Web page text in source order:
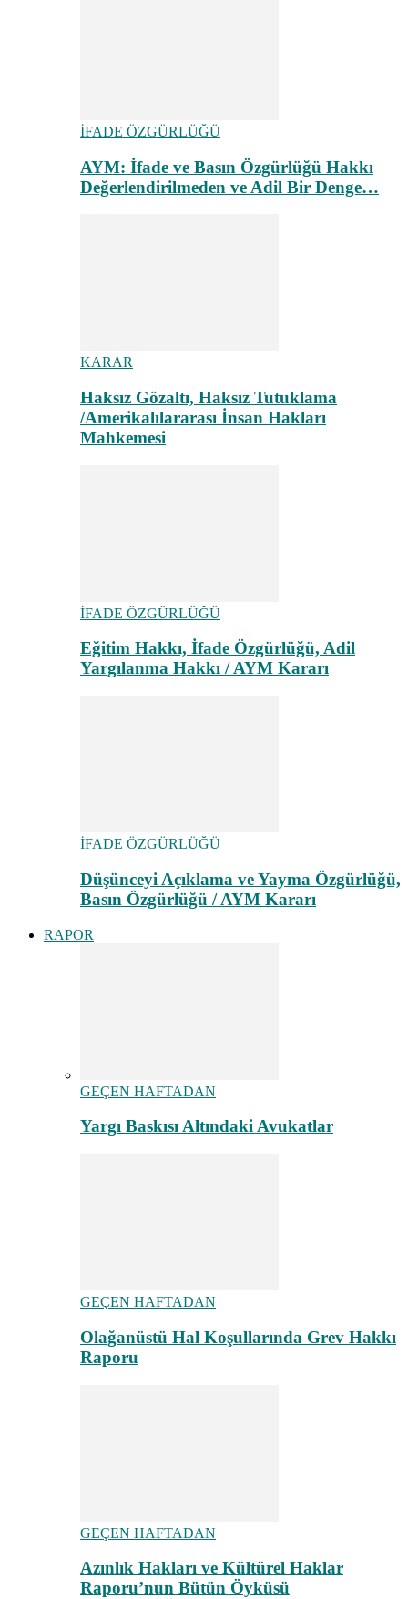
İFADE ÖZGÜRLÜĞÜ
AYM: İfade ve Basın Özgürlüğü Hakkı
Değerlendirilmeden ve Adil Bir Denge…
KARAR
Haksız Gözaltı, Haksız Tutuklama
/Amerikalılararası İnsan Hakları
Mahkemesi
İFADE ÖZGÜRLÜĞÜ
Eğitim Hakkı, İfade Özgürlüğü, Adil
Yargılanma Hakkı / AYM Kararı
İFADE ÖZGÜRLÜĞÜ
Düşünceyi Açıklama ve Yayma Özgürlüğü,
Basın Özgürlüğü / AYM Kararı
RAPOR
GEÇEN HAFTADAN
Yargı Baskısı Altındaki Avukatlar
GEÇEN HAFTADAN
Olağanüstü Hal Koşullarında Grev Hakkı
Raporu
GEÇEN HAFTADAN
Azınlık Hakları ve Kültürel Haklar
Raporu’nun Bütün Öyküsü